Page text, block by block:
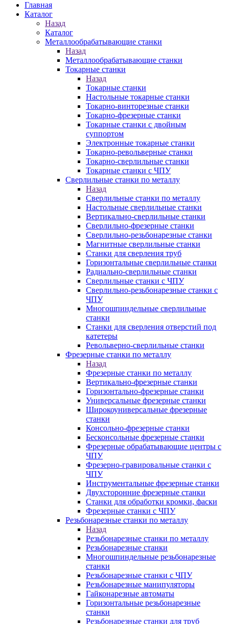
Главная
Каталог
Назад
Каталог
Металлообрабатывающие станки
Назад
Металлообрабатывающие станки
Токарные станки
Назад
Токарные станки
Настольные токарные станки
Токарно-винторезные станки
Токарно-фрезерные станки
Токарные станки с двойным
суппортом
Электронные токарные станки
Токарно-револьверные станки
Токарно-сверлильные станки
Токарные станки с ЧПУ
Сверлильные станки по металлу
Назад
Сверлильные станки по металлу
Настольные сверлильные станки
Вертикально-сверлильные станки
Сверлильно-фрезерные станки
Сверлильно-резьбонарезные станки
Магнитные сверлильные станки
Станки для сверления труб
Горизонтальные сверлильные станки
Радиально-сверлильные станки
Сверлильные станки с ЧПУ
Сверлильно-резьбонарезные станки с
ЧПУ
Многошпиндельные сверлильные
станки
Станки для сверления отверстий под
катетеры
Револьверно-сверлильные станки
Фрезерные станки по металлу
Назад
Фрезерные станки по металлу
Вертикально-фрезерные станки
Горизонтально-фрезерные станки
Универсальные фрезерные станки
Широкоуниверсальные фрезерные
станки
Консольно-фрезерные станки
Бесконсольные фрезерные станки
Фрезерные обрабатывающие центры с
ЧПУ
Фрезерно-гравировальные станки с
ЧПУ
Инструментальные фрезерные станки
Двухсторонние фрезерные станки
Станки для обработки кромки, фаски
Фрезерные станки с ЧПУ
Резьбонарезные станки по металлу
Назад
Резьбонарезные станки по металлу
Резьбонарезные станки
Многошпиндельные резьбонарезные
станки
Резьбонарезные станки с ЧПУ
Резьбонарезные манипуляторы
Гайконарезные автоматы
Горизонтальные резьбонарезные
станки
Резьбонарезные станки для труб